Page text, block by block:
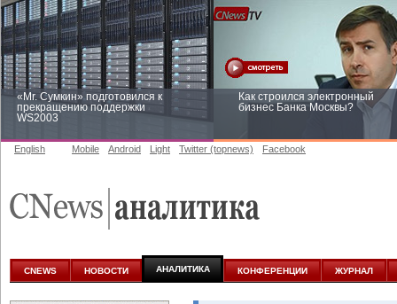
«Mr. Сумкин» подготовился к
прекращению поддержки
WS2003
Как строился электронный
бизнес Банка Москвы?
аналитике
English Mobile Android Light Twitter (topnews) Facebook
CNEWS НОВОСТИ АНАЛИТИКА КОНФЕРЕНЦИИ ЖУРНАЛ